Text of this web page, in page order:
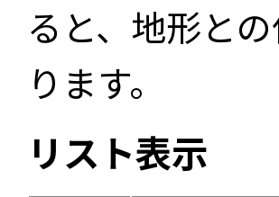
ると、地形と
ります。
リスト表示